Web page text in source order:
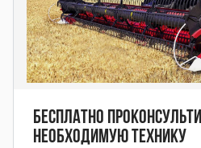
Бесплатно
необходимую технику